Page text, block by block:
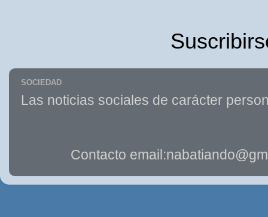
SOCIEDAD
Las noticias sociales de carácter
Contacto